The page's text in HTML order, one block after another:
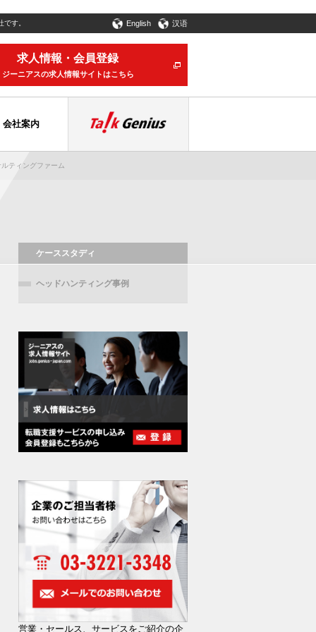
す。
会社案内
English 汉语
求人情報・会員登録
ジーニアスの求人情報サイトはこちら
ティングファーム
ケーススタディ
ヘッドハンティング事例
営業・セールス、サービスをご紹介の企